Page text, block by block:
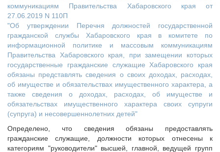
коммуникациям Правительства Хабаровского края от
27.06.2019 N 110П
"Об утверждении Перечня должностей государственной
гражданской службы Хабаровского края в комитете по
информационной политике и массовым коммуникациям
Правительства Хабаровского края, при замещении которых
государственные гражданские служащие Хабаровского края
обязаны представлять сведения о своих доходах, расходах,
об имуществе и обязательствах имущественного характера, а
также сведения о доходах, расходах, об имуществе и
обязательствах имущественного характера своих супруги
(супруга) и несовершеннолетних детей"
Определено, что сведения обязаны предоставлять
гражданские служащие, должности которых отнесены к
категориям "руководители" высшей, главной, ведущей групп